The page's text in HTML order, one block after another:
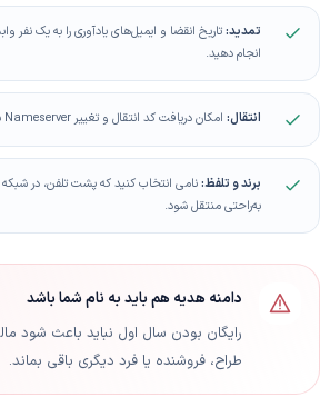
تمدید:تاریخ انقضا و ایمیل‌های یادآوری را به یک نفر
انجام دهید.
انتقال: امکان دریافت کد انتقال و تغییر Nameserver باید در دسترس باشد.
برند و تلفظ:نامی انتخاب کنید که پشت تلفن، در
به‌راحتی منتقل شود.
دامنه هدیه هم باید به نام شما باشد
رایگان بودن سال اول نباید باعث شود
طراح، فروشنده یا فرد دیگری باقی بماند.